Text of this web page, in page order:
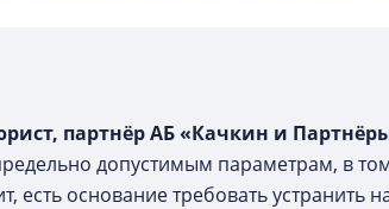
партнёр АБ «Качкин и
допустимым параметрам, в
есть основание требовать устранить